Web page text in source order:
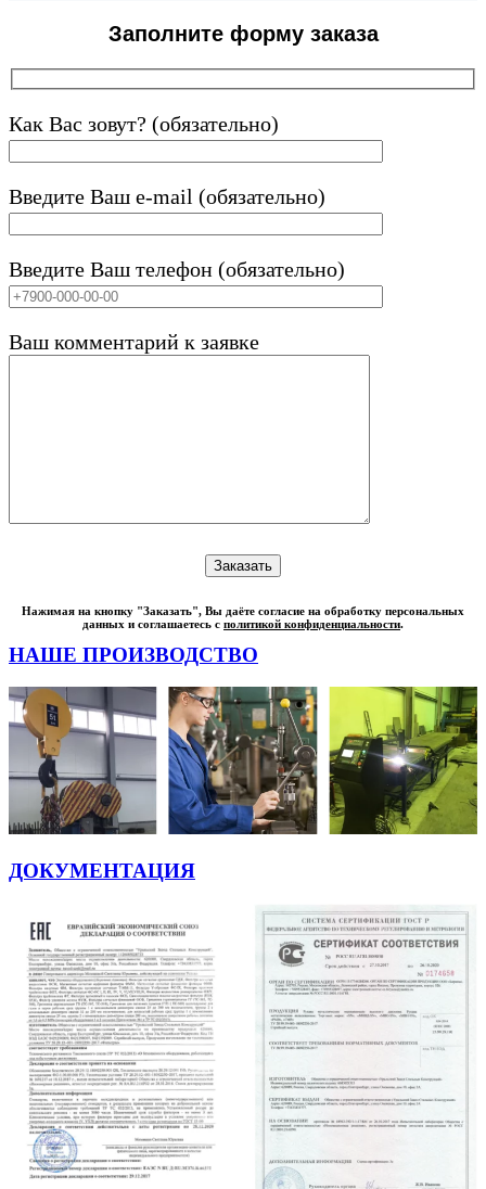
Заполните форму заказа
Как Вас зовут? (обязательно)
Введите Ваш e-mail (обязательно)
Введите Ваш телефон (обязательно)
Ваш комментарий к заявке
Нажимая на кнопку "Заказать", Вы даёте согласие на обработку персональных
данных и соглашаетесь с политикой конфиденциальности.
НАШЕ ПРОИЗВОДСТВО
ДОКУМЕНТАЦИЯ